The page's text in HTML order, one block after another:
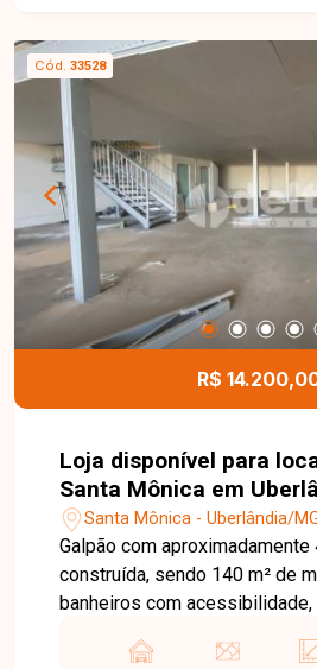
ou venha conhecer nosso
pessoalmente com um
auxiliar na busca pelo imóvel
Temos 3 unidades para te
Zona Sul ou Zona Leste: Av.
257 - Centro Rua Rafael
Jardim Karaíba Av. Dr. Laerte
607 - Santa Mônica
Cód. 33528
R$
Loja disponível para
Santa Mônica em
Santa Mônica - Uberlândia/
Galpão com aproximadamente 419 m² de área
construída, sendo 140 m² de
banheiros com
para 03 carros.